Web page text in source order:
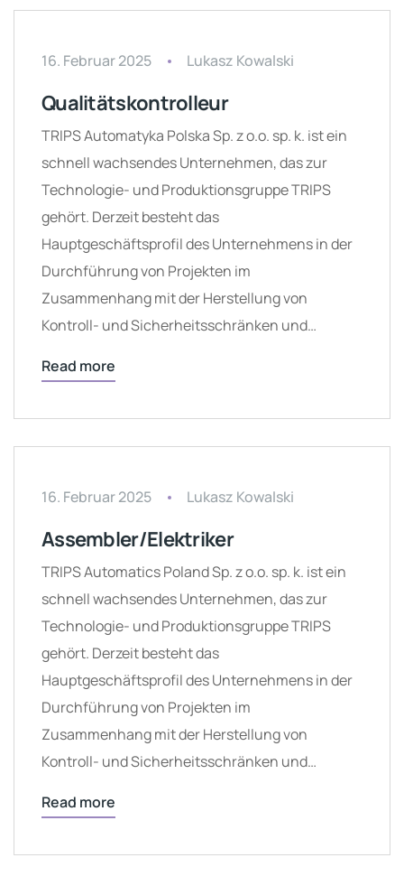
16. Februar 2025 Lukasz Kowalski
Qualitätskontrolleur
TRIPS Automatyka Polska Sp. z o.o. sp. k. ist ein
schnell wachsendes Unternehmen, das zur
Technologie- und Produktionsgruppe TRIPS
gehört. Derzeit besteht das
Hauptgeschäftsprofil des Unternehmens in der
Durchführung von Projekten im
Zusammenhang mit der Herstellung von
Kontroll- und Sicherheitsschränken und…
Read more
16. Februar 2025 Lukasz Kowalski
Assembler/Elektriker
TRIPS Automatics Poland Sp. z o.o. sp. k. ist ein
schnell wachsendes Unternehmen, das zur
Technologie- und Produktionsgruppe TRIPS
gehört. Derzeit besteht das
Hauptgeschäftsprofil des Unternehmens in der
Durchführung von Projekten im
Zusammenhang mit der Herstellung von
Kontroll- und Sicherheitsschränken und…
Read more